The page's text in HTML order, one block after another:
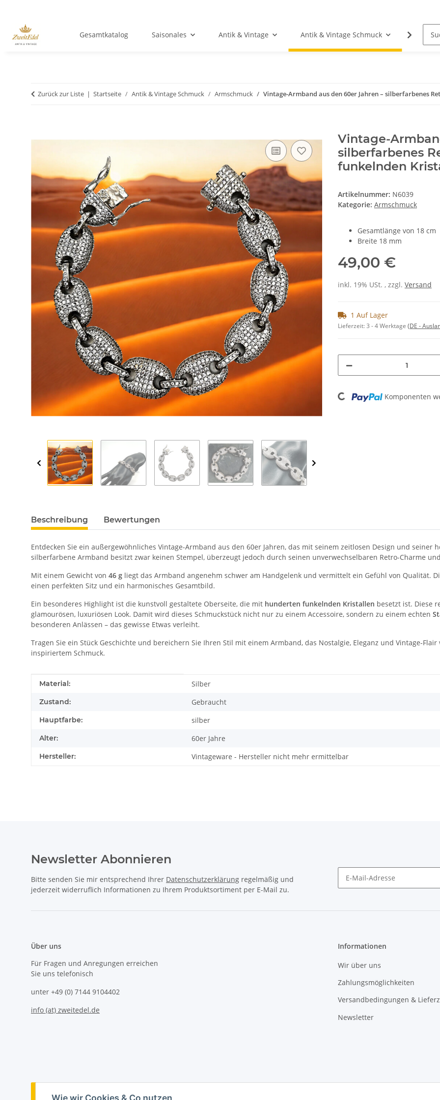
Gesamtkatalog Saisonales Antik & Vintage Antik & Vintage Schmuck
Zurück zur Liste Startseite Antik & Vintage Schmuck Armschmuck Vintage-Armband aus den 60er Jahren – silberfarbenes
Vintage-
silberfarbenes
funkelnden
Artikelnummer: N6039
Kategorie: Armschmuck
Gesamtlänge von 18 cm
Breite 18 mm
49,00 €
inkl. 19% USt. , zzgl. Versand
1 Auf Lager
Lieferzeit:3 - 4 Werktage (DE -
Loading... Komponenten
Beschreibung Bewertungen
Entdecken Sie ein außergewöhnliches Vintage-Armband aus den 60er Jahren, das mit seinem zeitlosen Design und seiner
silberfarbene Armband besitzt zwar keinen Stempel, überzeugt jedoch durch seinen unverwechselbaren Retro-Charme
Mit einem Gewicht von 46 g liegt das Armband angenehm schwer am Handgelenk und vermittelt ein Gefühl von Qualität.
einen perfekten Sitz und ein harmonisches Gesamtbild.
Ein besonderes Highlight ist die kunstvoll gestaltete Oberseite, die mit hunderten funkelnden Kristallen besetzt ist. Diese
glamourösen, luxuriösen Look. Damit wird dieses Schmuckstück nicht nur zu einem Accessoire, sondern zu einem echten
besonderen Anlässen – das gewisse Etwas verleiht.
Tragen Sie ein Stück Geschichte und bereichern Sie Ihren Stil mit einem Armband, das Nostalgie, Eleganz und Vintage-
inspiriertem Schmuck.
Produkteigenschaft
Wert
Material: Silber
Zustand: Gebraucht
Hauptfarbe: silber
Alter: 60er Jahre
Hersteller: Vintageware - Hersteller nicht mehr ermittelbar
Newsletter Abonnieren
Bitte senden Sie mir entsprechend Ihrer Datenschutzerklärung regelmäßig und
jederzeit widerruflich Informationen zu Ihrem Produktsortiment per E-Mail zu.
Über uns
Für Fragen und Anregungen erreichen
Sie uns telefonisch
unter +49 (0) 7144 9104402
info (at) zweitedel.de
Informationen
Wir über uns
Zahlungsmöglichkeiten
Versandbedingungen &
Newsletter
Vertrag widerrufen